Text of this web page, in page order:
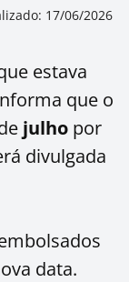
17/06/2026
estava
que o
julho por
divulgada
data.